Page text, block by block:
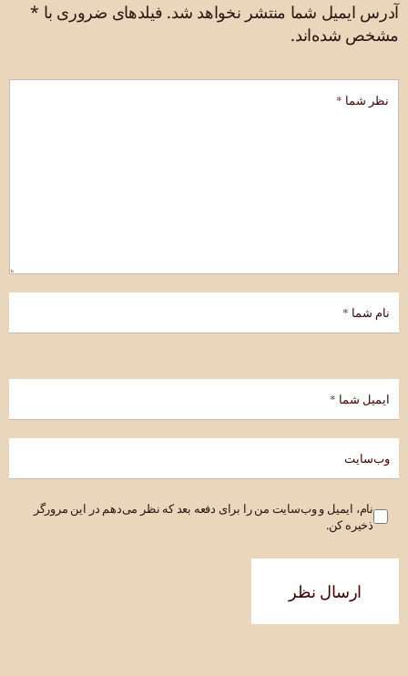
آدرس ایمیل شما منتشر نخواهد شد. فیلدهای ضروری با *
مشخص شده‌اند.
نام، ایمیل و وب‌سایت من را برای دفعه بعد که نظر می‌دهم در این مرورگر
ذخیره کن.
ارسال نظر